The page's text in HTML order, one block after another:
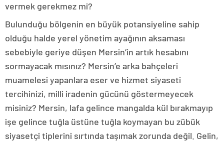
vermek gerekmez mi?
Bulunduğu bölgenin en büyük potansiyeline sahip
olduğu halde yerel yönetim ayağının aksaması
sebebiyle geriye düşen Mersin’in artık hesabını
sormayacak mısınız? Mersin’e arka bahçeleri
muamelesi yapanlara eser ve hizmet siyaseti
tercihinizi, milli iradenin gücünü göstermeyecek
misiniz? Mersin, lafa gelince mangalda kül bırakmayıp
işe gelince tuğla üstüne tuğla koymayan bu zübük
siyasetçi tiplerini sırtında taşımak zorunda değil. Gelin,